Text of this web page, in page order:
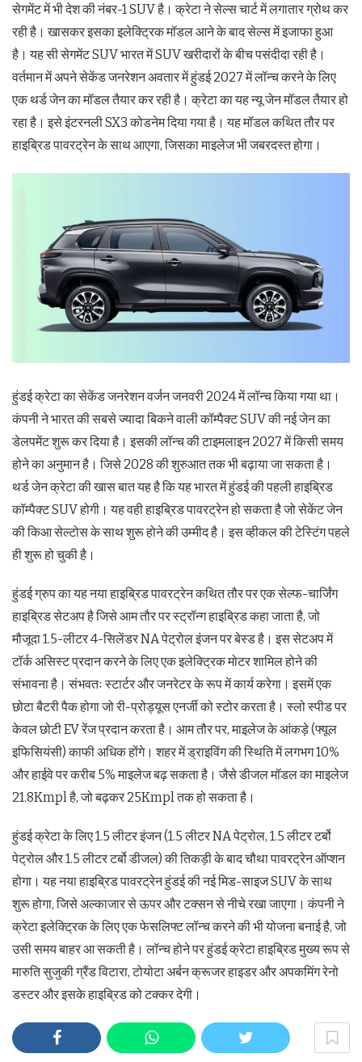
सेगमेंट में भी देश की नंबर-1 SUV है। क्रेटा ने सेल्स चार्ट में लगातार ग्रोथ कर
रही है। खासकर इसका इलेक्ट्रिक मॉडल आने के बाद सेल्स में इजाफा हुआ
है। यह सी सेगमेंट SUV भारत में SUV खरीदारों के बीच पसंदीदा रही है।
वर्तमान में अपने सेकेंड जनरेशन अवतार में हुंडई 2027 में लॉन्च करने के लिए
एक थर्ड जेन का मॉडल तैयार कर रही है। क्रेटा का यह न्यू जेन मॉडल तैयार हो
रहा है। इसे इंटरनली SX3 कोडनेम दिया गया है। यह मॉडल कथित तौर पर
हाइब्रिड पावरट्रेन के साथ आएगा, जिसका माइलेज भी जबरदस्त होगा।
हुंडई क्रेटा का सेकेंड जनरेशन वर्जन जनवरी 2024 में लॉन्च किया गया था।
कंपनी ने भारत की सबसे ज्यादा बिकने वाली कॉम्पैक्ट SUV की नई जेन का
डेलपमेंट शुरू कर दिया है। इसकी लॉन्च की टाइमलाइन 2027 में किसी समय
होने का अनुमान है। जिसे 2028 की शुरुआत तक भी बढ़ाया जा सकता है।
थर्ड जेन क्रेटा की खास बात यह है कि यह भारत में हुंडई की पहली हाइब्रिड
कॉम्पैक्ट SUV होगी। यह वही हाइब्रिड पावरट्रेन हो सकता है जो सेकेंट जेन
की किआ सेल्टोस के साथ शुरू होने की उम्मीद है। इस व्हीकल की टेस्टिंग पहले
ही शुरू हो चुकी है।
हुंडई ग्रुप का यह नया हाइब्रिड पावरट्रेन कथित तौर पर एक सेल्फ-चार्जिंग
हाइब्रिड सेटअप है जिसे आम तौर पर स्ट्रॉन्ग हाइब्रिड कहा जाता है, जो
मौजूदा 1.5-लीटर 4-सिलेंडर NA पेट्रोल इंजन पर बेस्ड है। इस सेटअप में
टॉर्क असिस्ट प्रदान करने के लिए एक इलेक्ट्रिक मोटर शामिल होने की
संभावना है। संभवतः स्टार्टर और जनरेटर के रूप में कार्य करेगा। इसमें एक
छोटा बैटरी पैक होगा जो री-प्रोड्यूस एनर्जी को स्टोर करता है। स्लो स्पीड पर
केवल छोटी EV रेंज प्रदान करता है। आम तौर पर, माइलेज के आंकड़े (फ्यूल
इफिसियंसी) काफी अधिक होंगे। शहर में ड्राइविंग की स्थिति में लगभग 10%
और हाईवे पर करीब 5% माइलेज बढ़ सकता है। जैसे डीजल मॉडल का माइलेज
21.8Kmpl है, जो बढ़कर 25Kmpl तक हो सकता है।
हुंडई क्रेटा के लिए 1.5 लीटर इंजन (1.5 लीटर NA पेट्रोल, 1.5 लीटर टर्बो
पेट्रोल और 1.5 लीटर टर्बो डीजल) की तिकड़ी के बाद चौथा पावरट्रेन ऑप्शन
होगा। यह नया हाइब्रिड पावरट्रेन हुंडई की नई मिड-साइज SUV के साथ
शुरू होगा, जिसे अल्काजार से ऊपर और टक्सन से नीचे रखा जाएगा। कंपनी ने
क्रेटा इलेक्ट्रिक के लिए एक फेसलिफ्ट लॉन्च करने की भी योजना बनाई है, जो
उसी समय बाहर आ सकती है। लॉन्च होने पर हुंडई क्रेटा हाइब्रिड मुख्य रूप से
मारुति सुजुकी ग्रैंड विटारा, टोयोटा अर्बन क्रूजर हाइडर और अपकमिंग रेनो
डस्टर और इसके हाइब्रिड को टक्कर देगी।